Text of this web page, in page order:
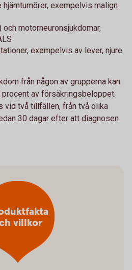
hjärntumörer, exempelvis malign
motorneuronsjukdomar,
exempelvis av lever, njure
från någon av grupperna kan
av försäkringsbeloppet.
vid två tillfällen, från två olika
30 dagar efter att diagnosen
villkor